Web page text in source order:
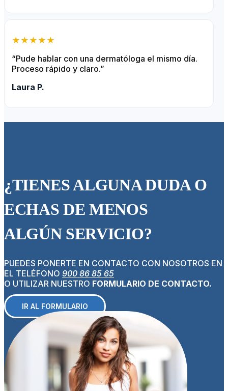
★★★★★
“Pude hablar con una dermatóloga el mismo día.
Proceso rápido y claro.”
Laura P.
¿TIENES ALGUNA DUDA O
ECHAS DE MENOS
ALGÚN SERVICIO?
PUEDES PONERTE EN CONTACTO CON NOSOTROS EN
EL TELÉFONO 900 86 85 65
O UTILIZAR NUESTRO FORMULARIO DE CONTACTO.
IR AL FORMULARIO